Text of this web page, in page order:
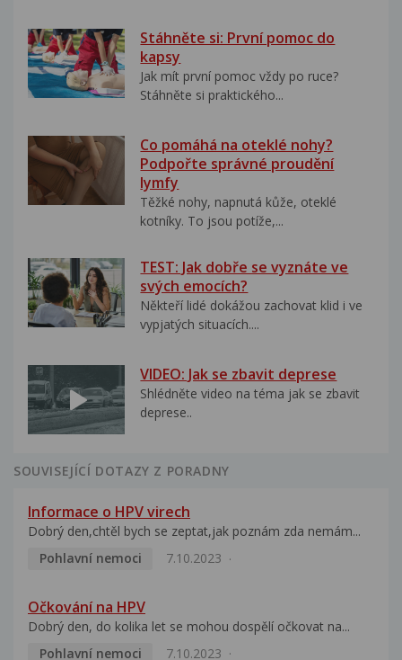
Stáhněte si: První pomoc do
kapsy
Jak mít první pomoc vždy po ruce?
Stáhněte si praktického...
Co pomáhá na oteklé nohy?
Podpořte správné proudění
lymfy
Těžké nohy, napnutá kůže, oteklé
kotníky. To jsou potíže,...
TEST: Jak dobře se vyznáte ve
svých emocích?
Někteří lidé dokážou zachovat klid i ve
vypjatých situacích....
VIDEO: Jak se zbavit deprese
Shlédněte video na téma jak se zbavit
deprese..
SOUVISEJÍCÍ DOTAZY Z PORADNY
Informace o HPV virech
Dobrý den,chtěl bych se zeptat,jak poznám zda nemám...
Pohlavní nemoci
7.10.2023
Očkování na HPV
Dobrý den, do kolika let se mohou dospělí očkovat na...
Pohlavní nemoci
7.10.2023